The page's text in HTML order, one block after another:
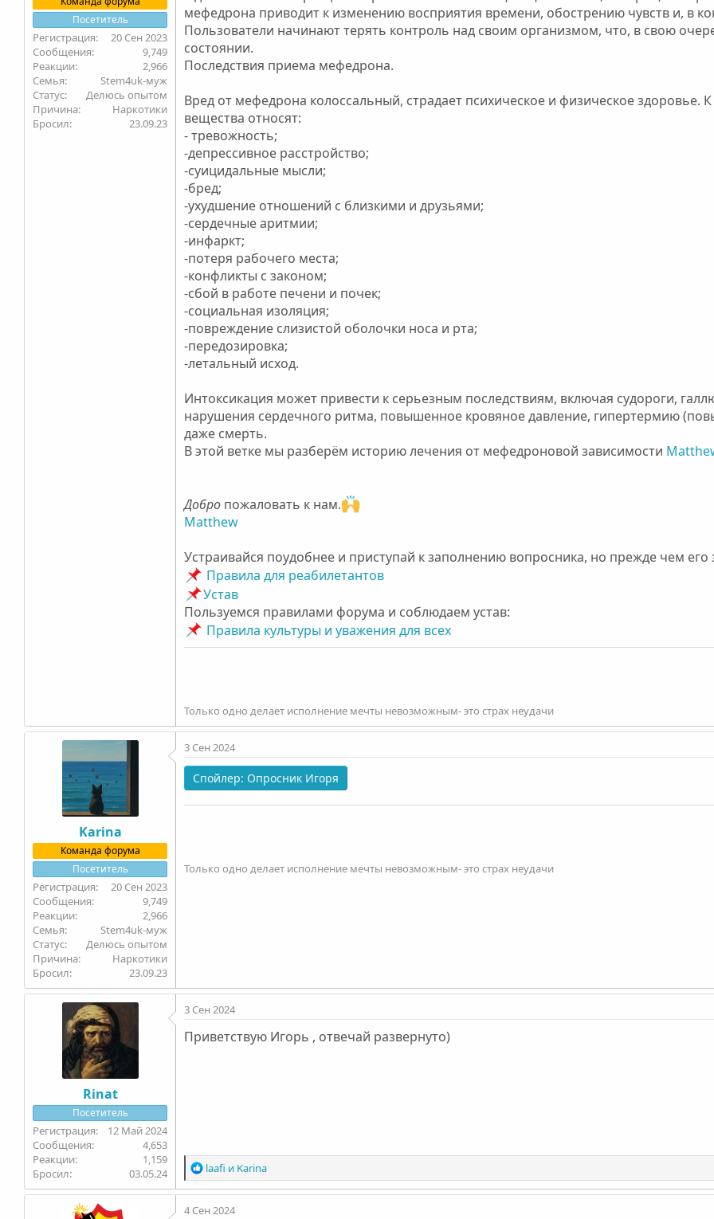
Посетитель
20 Сен 2023
9,749
2,966
Семья
Stem4uk-муж
Статус
Делюсь опытом
Причина
Наркотики
Бросил
23.09.23
мефедрона приводит к изменению восприятия времени, обострению чувств и, в
Пользователи начинают терять контроль над своим организмом, что, в свою
состоянии.
Последствия приема мефедрона.
Вред от мефедрона колоссальный, страдает психическое и физическое
вещества относят:
- тревожность;
-депрессивное расстройство;
-суицидальные мысли;
-бред;
-ухудшение отношений с близкими и друзьями;
-сердечные аритмии;
-инфаркт;
-потеря рабочего места;
-конфликты с законом;
-сбой в работе печени и почек;
-социальная изоляция;
-повреждение слизистой оболочки носа и рта;
-передозировка;
-летальный исход.
Интоксикация может привести к серьезным последствиям, включая судороги,
нарушения сердечного ритма, повышенное кровяное давление, гипертермию
даже смерть.
В этой ветке мы разберём историю лечения от мефедроновой зависимости
Добро пожаловать к нам.
Matthew
Устраивайся поудобнее и приступай к заполнению вопросника, но прежде чем
Правила для реабилетантов
Устав
Пользуемся правилами форума и соблюдаем устав:
Правила культуры и уважения для всех
Только одно делает исполнение мечты невозможным- это страх неудачи
Karinа
Команда форума
Посетитель
20 Сен 2023
9,749
2,966
Семья
Stem4uk-муж
Статус
Делюсь опытом
Причина
Наркотики
Бросил
23.09.23
3 Сен 2024
Спойлер: Опросник Игоря
Только одно делает исполнение мечты невозможным- это страх неудачи
Rinat
Посетитель
12 Май 2024
4,653
1,159
Бросил
03.05.24
3 Сен 2024
Приветствую Игорь , отвечай развернуто)
Р
е
а
к
laafi и Karinа
4 Сен 2024